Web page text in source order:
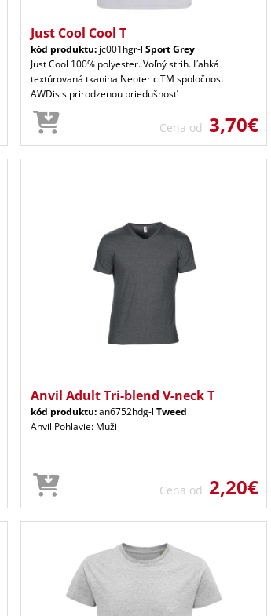
Just Cool Cool T
kód produktu: jc001hgr-l Sport Grey
Just Cool 100% polyester. Voľný strih. Ľahká
textúrovaná tkanina Neoteric TM spoločnosti
AWDis s prirodzenou priedušnosť
Cena od 3,70€
Anvil Adult Tri-blend V-neck T
kód produktu:an6752hdg-l Tweed
Anvil Pohlavie: Muži
Cena od 2,20€